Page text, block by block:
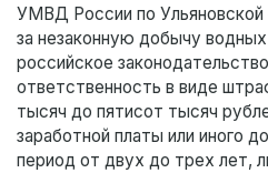
УМВД России по Ульяновской
за незаконную добычу
российское
ответственность в виде
тысяч до пятисот тысяч
заработной платы или иного
период от двух до трех лет,